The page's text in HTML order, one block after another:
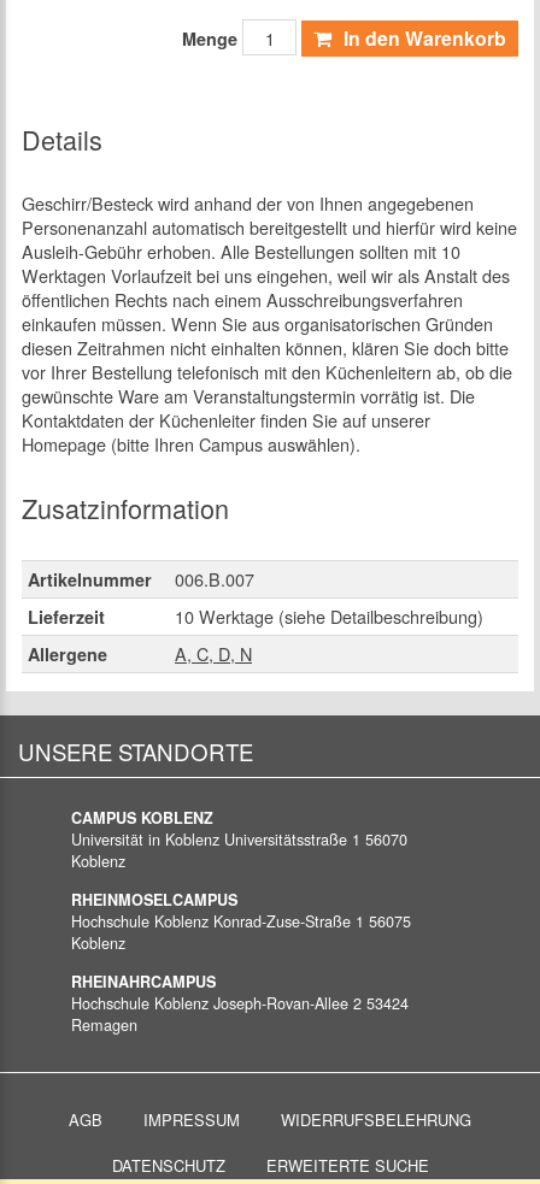
Menge In den Warenkorb
Details
Geschirr/Besteck wird anhand der von Ihnen angegebenen
Personenanzahl automatisch bereitgestellt und hierfür wird keine
Ausleih-Gebühr erhoben. Alle Bestellungen sollten mit 10
Werktagen Vorlaufzeit bei uns eingehen, weil wir als Anstalt des
öffentlichen Rechts nach einem Ausschreibungsverfahren
einkaufen müssen. Wenn Sie aus organisatorischen Gründen
diesen Zeitrahmen nicht einhalten können, klären Sie doch bitte
vor Ihrer Bestellung telefonisch mit den Küchenleitern ab, ob die
gewünschte Ware am Veranstaltungstermin vorrätig ist. Die
Kontaktdaten der Küchenleiter finden Sie auf unserer
Homepage (bitte Ihren Campus auswählen).
Zusatzinformation
Artikelnummer 006.B.007
Lieferzeit 10 Werktage (siehe Detailbeschreibung)
Allergene A, C, D, N
UNSERE STANDORTE
CAMPUS KOBLENZ
Universität in Koblenz Universitätsstraße 1 56070
Koblenz
RHEINMOSELCAMPUS
Hochschule Koblenz Konrad-Zuse-Straße 1 56075
Koblenz
RHEINAHRCAMPUS
Hochschule Koblenz Joseph-Rovan-Allee 2 53424
Remagen
AGB IMPRESSUM
WIDERRUFSBELEHRUNG
DATENSCHUTZ
ERWEITERTE SUCHE